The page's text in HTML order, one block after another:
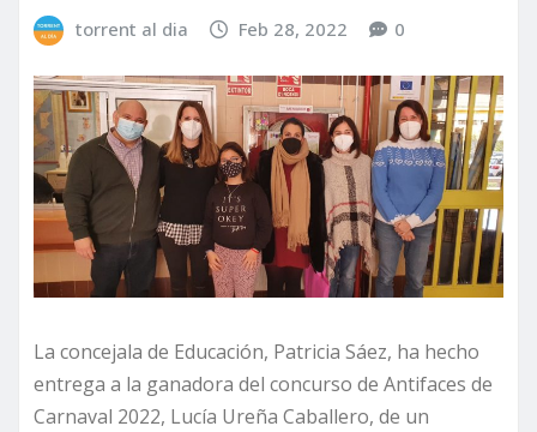
torrent al dia Feb 28, 2022 0
La concejala de Educación, Patricia Sáez, ha hecho
entrega a la ganadora del concurso de Antifaces de
Carnaval 2022, Lucía Ureña Caballero, de un